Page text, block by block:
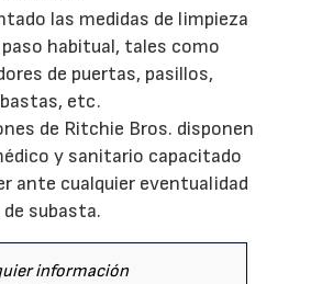
las medidas de limpieza
paso habitual, tales como
de puertas, pasillos,
etc.
de Ritchie Bros. disponen
y sanitario capacitado
ante cualquier eventualidad
subasta.
información